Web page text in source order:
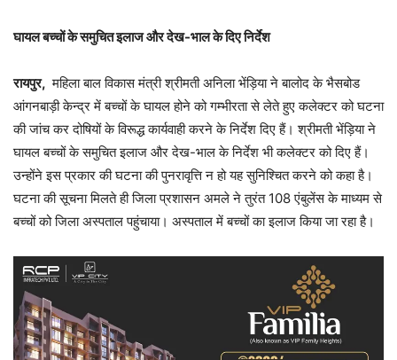
घायल बच्चों के समुचित इलाज और देख-भाल के दिए निर्देश
रायपुर, महिला बाल विकास मंत्री श्रीमती अनिला भेंड़िया ने बालोद के भैसबोड
आंगनबाड़ी केन्द्र में बच्चों के घायल होने को गम्भीरता से लेते हुए कलेक्टर को घटना
की जांच कर दोषियों के विरूद्ध कार्यवाही करने के निर्देश दिए हैं। श्रीमती भेंड़िया ने
घायल बच्चों के समुचित इलाज और देख-भाल के निर्देश भी कलेक्टर को दिए हैं।
उन्होंने इस प्रकार की घटना की पुनरावृत्ति न हो यह सुनिश्चित करने को कहा है।
घटना की सूचना मिलते ही जिला प्रशासन अमले ने तुरंत 108 एंबुलेंस के माध्यम से
बच्चों को जिला अस्पताल पहुंचाया। अस्पताल में बच्चों का इलाज किया जा रहा है।